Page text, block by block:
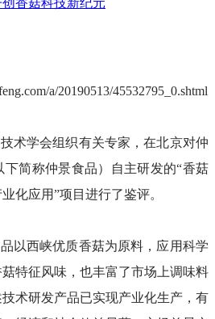
a/20190513/45532795_0.shtml
术学会组织有关专家，在北京对仲
简称仲景食品）自主研发的“香菇
化应用”项目进行了鉴评。
以西峡优质香菇为原料，应用科学
特征风味，也丰富了市场上调味料
术研发产品已实现产业化生产，有